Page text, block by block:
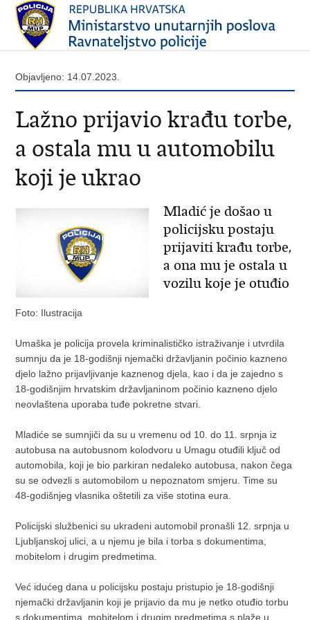
Objavljeno: 14.07.2023.
Lažno prijavio krađu torbe,
a ostala mu u automobilu
koji je ukrao
Mladić je došao u
policijsku postaju
prijaviti krađu torbe,
a ona mu je ostala u
vozilu koje je otuđio
Foto: Ilustracija
Umaška je policija provela kriminalističko istraživanje i utvrdila
sumnju da je 18-godišnji njemački državljanin počinio kazneno
djelo lažno prijavljivanje kaznenog djela, kao i da je zajedno s
18-godišnjim hrvatskim državljaninom počinio kazneno djelo
neovlaštena uporaba tuđe pokretne stvari.
Mladiće se sumnjiči da su u vremenu od 10. do 11. srpnja iz
autobusa na autobusnom kolodvoru u Umagu otuđili ključ od
automobila, koji je bio parkiran nedaleko autobusa, nakon čega
su se odvezli s automobilom u nepoznatom smjeru. Time su
48-godišnjeg vlasnika oštetili za više stotina eura.
Policijski službenici su ukradeni automobil pronašli 12. srpnja u
Ljubljanskoj ulici, a u njemu je bila i torba s dokumentima,
mobitelom i drugim predmetima.
Već idućeg dana u policijsku postaju pristupio je 18-godišnji
njemački državljanin koji je prijavio da mu je netko otuđio torbu
s dokumentima, mobitelom i drugim predmetima s plaže u